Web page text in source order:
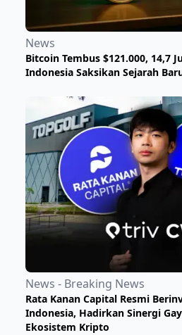
News
Bitcoin Tembus $121.000, 14,7
Indonesia Saksikan Sejarah
News - Breaking News
Rata Kanan Capital Resmi
Indonesia, Hadirkan Sinergi
Ekosistem Kripto